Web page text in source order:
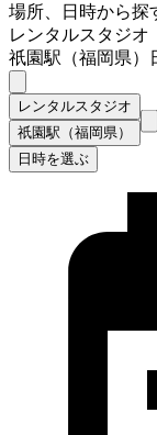
場所、日時から探
レンタルスタジオ
祇園駅（福岡県）
レンタルスタジオ
祇園駅（福岡県）
日時を選ぶ